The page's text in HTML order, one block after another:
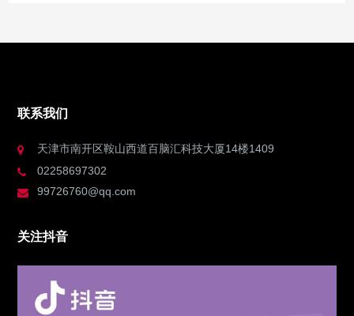
联系我们
天津市南开区鞍山西道百脑汇科技大厦14楼1409
02258697302
99726760@qq.com
关注抖音